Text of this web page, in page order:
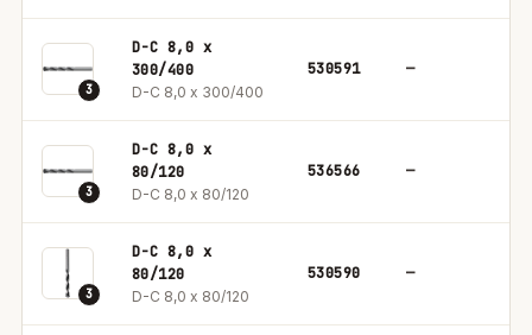
3
D-C 8,0 x
300/400
D-C 8,0 x 300/400
530591 —
3
D-C 8,0 x
80/120
D-C 8,0 x 80/120
536566 —
3
D-C 8,0 x
80/120
D-C 8,0 x 80/120
530590 —